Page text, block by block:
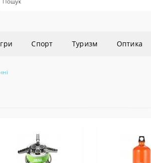
Cпорт Туризм Оптика